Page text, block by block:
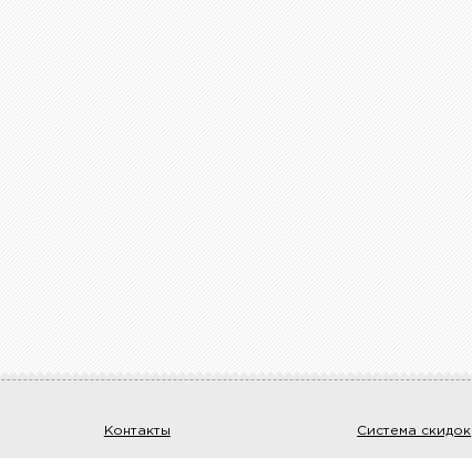
Контакты Система скидок